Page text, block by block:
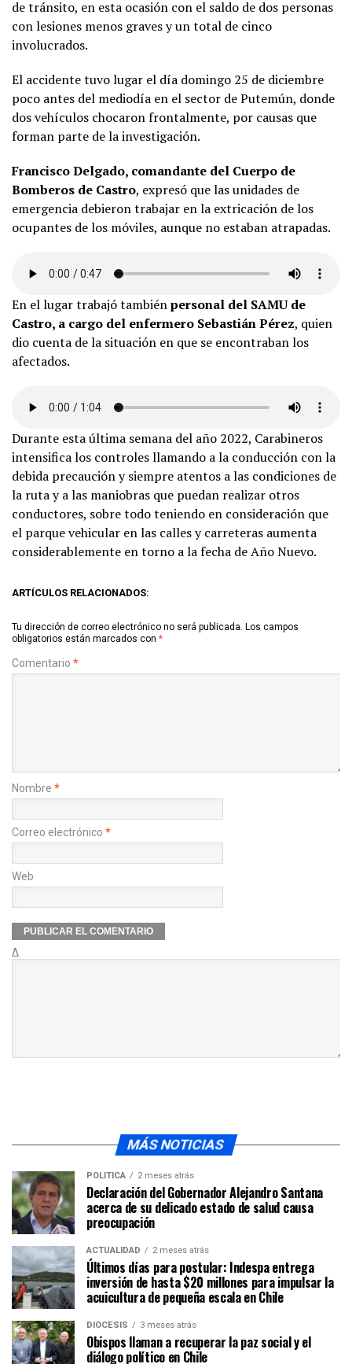
de tránsito, en esta ocasión con el saldo de dos personas
con lesiones menos graves y un total de cinco
involucrados.
El accidente tuvo lugar el día domingo 25 de diciembre
poco antes del mediodía en el sector de Putemún, donde
dos vehículos chocaron frontalmente, por causas que
forman parte de la investigación.
Francisco Delgado, comandante del Cuerpo de
Bomberos de Castro, expresó que las unidades de
emergencia debieron trabajar en la extricación de los
ocupantes de los móviles, aunque no estaban atrapadas.
En el lugar trabajó tambiénpersonal del SAMU de
Castro, a cargo del enfermero Sebastián Pérez, quien
dio cuenta de la situación en que se encontraban los
afectados.
Durante esta última semana del año 2022, Carabineros
intensifica los controles llamando a la conducción con la
debida precaución y siempre atentos a las condiciones de
la ruta y a las maniobras que puedan realizar otros
conductores, sobre todo teniendo en consideración que
el parque vehicular en las calles y carreteras aumenta
considerablemente en torno a la fecha de Año Nuevo.
ARTÍCULOS RELACIONADOS:
Tu dirección de correo electrónico no será publicada. Los campos
obligatorios están marcados con *
Comentario *
Nombre *
Correo electrónico *
Web
Δ
MÁS NOTICIAS
POLÍTICA 2 meses atrás
Declaración del Gobernador Alejandro Santana
acerca de su delicado estado de salud causa
preocupación
ACTUALIDAD 2 meses atrás
Últimos días para postular: Indespa entrega
inversión de hasta $20 millones para impulsar la
acuicultura de pequeña escala en Chile
DIÓCESIS 3 meses atrás
Obispos llaman a recuperar la paz social y el
diálogo político en Chile